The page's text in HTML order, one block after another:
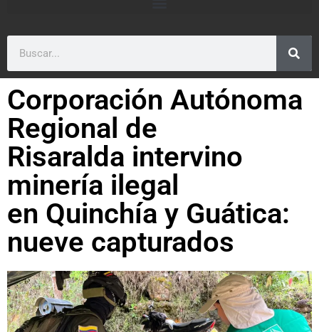
Corporación Autónoma
Regional de
Risaralda intervino
minería ilegal
en Quinchía y Guática:
nueve capturados